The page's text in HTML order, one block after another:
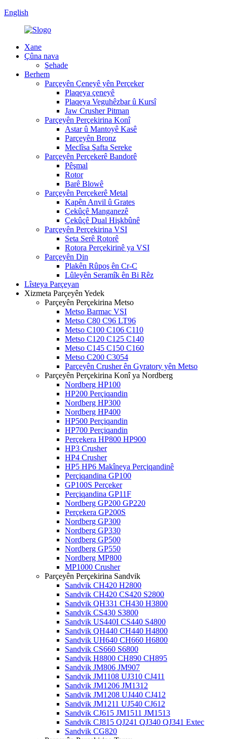
English
Xane
Çûna nava
Şehade
Berhem
Parçeyên Çeneyê yên Perçeker
Plaqeya çeneyê
Plaqeya Veguhêzbar û Kursî
Jaw Crusher Pitman
Parçeyên Perçekirina Konî
Astar û Mantoyê Kasê
Parçeyên Bronz
Meclîsa Şafta Sereke
Parçeyên Perçekerê Bandorê
Pêşmal
Rotor
Barê Blowê
Parçeyên Perçekerê Metal
Kapên Anvil û Grates
Çekûçê Manganezê
Çekûçê Dual Hişkbûnê
Parçeyên Perçekirina VSI
Seta Serê Rotorê
Rotora Perçekirinê ya VSI
Parçeyên Din
Plakên Rûpoş ên Cr-C
Lûleyên Seramîk ên Bi Rêz
Lîsteya Parçeyan
Xizmeta Parçeyên Yedek
Parçeyên Perçekirina Metso
Metso Barmac VSI
Metso C80 C96 LT96
Metso C100 C106 C110
Metso C120 C125 C140
Metso C145 C150 C160
Metso C200 C3054
Parçeyên Crusher ên Gyratory yên Metso
Parçeyên Perçekirina Konî ya Nordberg
Nordberg HP100
HP200 Perçiqandin
Nordberg HP300
Nordberg HP400
HP500 Perçiqandin
HP700 Perçiqandin
Perçekera HP800 HP900
HP3 Crusher
HP4 Crusher
HP5 HP6 Makîneya Perçiqandinê
Perçiqandina GP100
GP100S Perçeker
Perçiqandina GP11F
Nordberg GP200 GP220
Perçekera GP200S
Nordberg GP300
Nordberg GP330
Nordberg GP500
Nordberg GP550
Nordberg MP800
MP1000 Crusher
Parçeyên Perçekirina Sandvik
Sandvik CH420 H2800
Sandvik CH420 CS420 S2800
Sandvik QH331 CH430 H3800
Sandvik CS430 S3800
Sandvik US440I CS440 S4800
Sandvik QH440 CH440 H4800
Sandvik UH640 CH660 H6800
Sandvik CS660 S6800
Sandvik H8800 CH890 CH895
Sandvik JM806 JM907
Sandvik JM1108 UJ310 CJ411
Sandvik JM1206 JM1312
Sandvik JM1208 UJ440 CJ412
Sandvik JM1211 UJ540 CJ612
Sandvik CJ615 JM1511 JM1513
Sandvik CJ815 QJ241 QJ340 QJ341 Extec
Sandvik CG820